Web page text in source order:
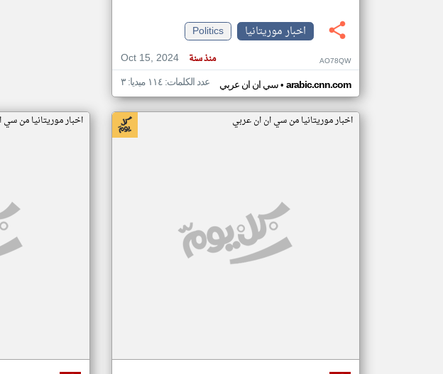
اخبار موريتانيا
Politics
Oct 15, 2024
منذ سنة AO78QW
سي ان ان عربي• arabic.cnn.com عدد الكلمات: ١١٤ ميديا: ٣
اخبار موريتانيا من سي ان ان عربي اخبار موريتانيا من